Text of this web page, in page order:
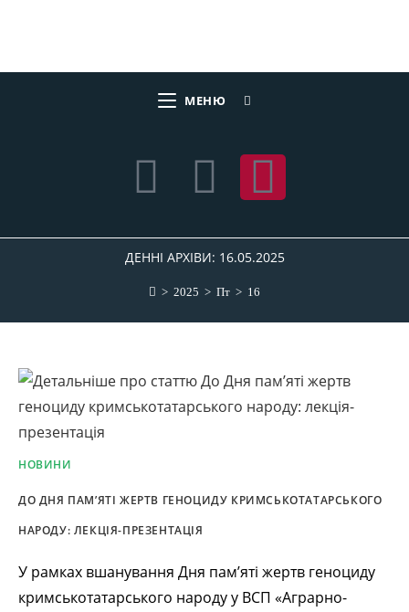
МЕНЮ
ДЕННІ АРХІВИ: 16.05.2025
> 2025 > Пт > 16
НОВИНИ
ДО ДНЯ ПАМ’ЯТІ ЖЕРТВ ГЕНОЦИДУ КРИМСЬКОТАТАРСЬКОГО
НАРОДУ: ЛЕКЦІЯ-ПРЕЗЕНТАЦІЯ
У рамках вшанування Дня пам’яті жертв геноциду
кримськотатарського народу у ВСП «Аграрно-